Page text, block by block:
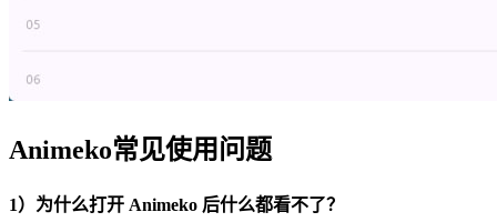
Animeko常见使用问题
1）为什么打开 Animeko 后什么都看不了？